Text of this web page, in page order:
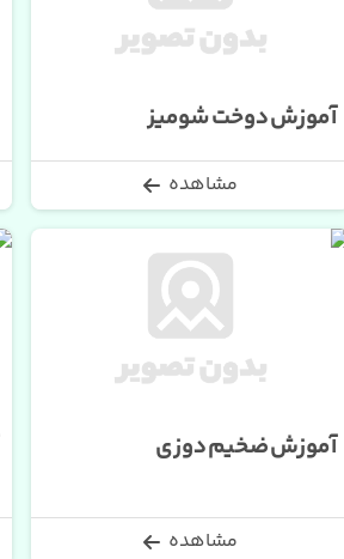
آموزش دوخت شومیز
مشاهده
آموزش ضخیم دوزی
مشاهده